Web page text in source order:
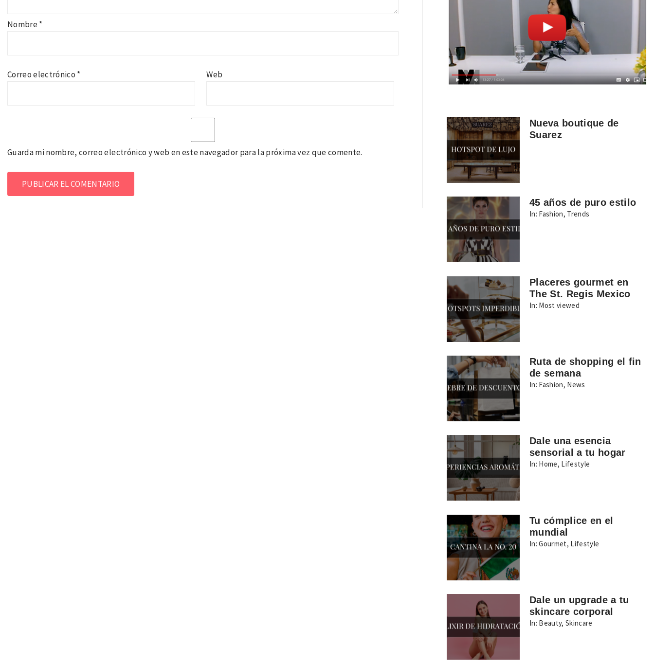
Nombre*
Correo electrónico * Web
Guarda mi nombre, correo electrónico y web en este navegador para la próxima vez que comente.
Nueva boutique de
Suarez
45 años de puro estilo
In: Fashion, Trends
Placeres gourmet en
The St. Regis Mexico
In: Most viewed
Ruta de shopping el fin
de semana
In: Fashion, News
Dale una esencia
sensorial a tu hogar
In: Home, Lifestyle
Tu cómplice en el
mundial
In: Gourmet, Lifestyle
Dale un upgrade a tu
skincare corporal
In: Beauty,Skincare